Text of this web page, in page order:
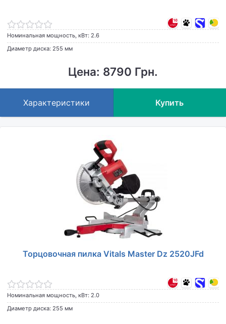
Номинальная мощность, кВт: 2.6
Диаметр диска: 255 мм
Цена: 8790 Грн.
Характеристики Купить
Торцовочная пилка Vitals Master Dz 2520JFd
Номинальная мощность, кВт: 2.0
Диаметр диска: 255 мм